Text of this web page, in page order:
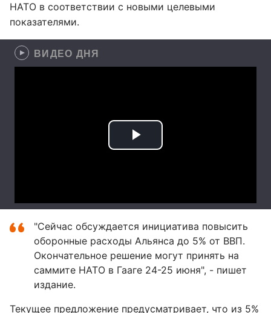
НАТО в соответствии с новыми целевыми
показателями.
ВИДЕО ДНЯ
"Сейчас обсуждается инициатива повысить
оборонные расходы Альянса до 5% от ВВП.
Окончательное решение могут принять на
саммите НАТО в Гааге 24-25 июня", - пишет
издание.
Текущее предложение предусматривает, что из 5%